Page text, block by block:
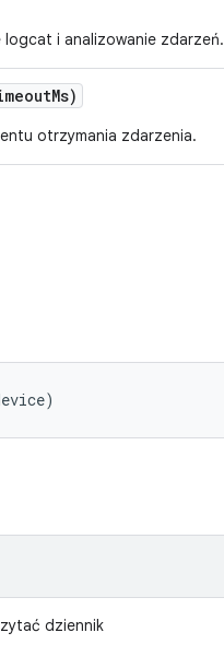
logcat i analizowanie zdarzeń.
Ms)
otrzymania zdarzenia.
dziennik